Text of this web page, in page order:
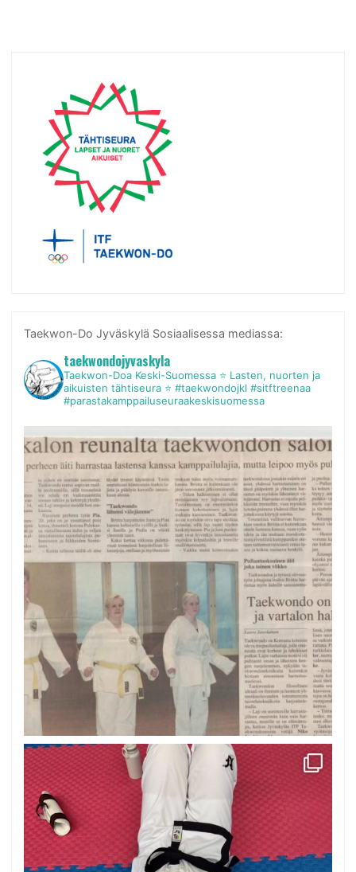
Taekwon-Do Jyväskylä Sosiaalisessa mediassa:
taekwondojyvaskyla
Taekwon-Doa Keski-Suomessa⭐ Lasten, nuorten ja
aikuisten tähtiseura ⭐ #taekwondojkl #sitftreenaa
#parastakamppailuseuraakeskisuomessa